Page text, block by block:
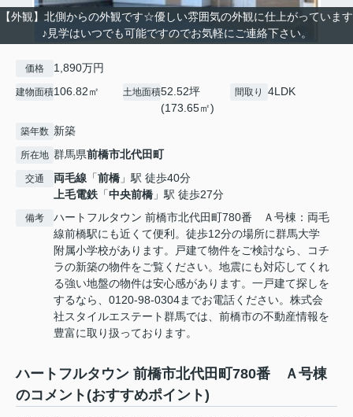
【外観】北側からの外観です☆優しい雰囲気の外観に仕上がっています
♪見学はいつでも可能ですのでお気軽にご連絡下さい。
価格 1,890万円
建物面積106.82㎡ 土地面積52.52坪
(173.65㎡)
間取り 4LDK
築年数 新築
所在地 群馬県前橋市北代田町
交通 両毛線 「前橋 」駅 徒歩40分
上毛電鉄 「中央前橋 」駅 徒歩27分
備考
ハートフルタウン 前橋市北代田町780番 Ａ号棟：両毛
線前橋駅にも近くて便利。徒歩12分の場所に群馬大学
附属小学校があります。戸建て物件をご検討なら、コチ
ラの新築の物件をご覧ください。地震にも対応してくれ
る強い地盤の物件は安心感があります。一戸建て探しを
するなら、0120-98-0304までお電話ください。株式会
社スタイルエステート群馬では、前橋市の不動産情報を
豊富に取り扱っております。
ハートフルタウン 前橋市北代田町780番 Ａ号棟
のコメント(おすすめポイント)